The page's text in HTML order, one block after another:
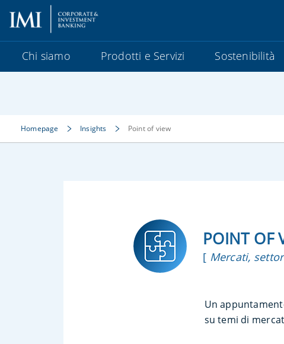
Chi siamo Prodotti e Servizi Sostenibilità
Homepage Insights Point of view
POINT OF
[ Mercati,
Un
su temi di